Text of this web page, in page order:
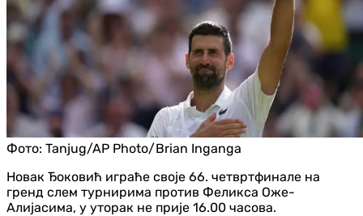
Фото: Tanjug/AP Photo/Brian Inganga
Новак Ђоковић играће своје 66. четвртфинале на
гренд слем турнирима против Феликса Оже-
Алијасима, у уторак не прије 16.00 часова.